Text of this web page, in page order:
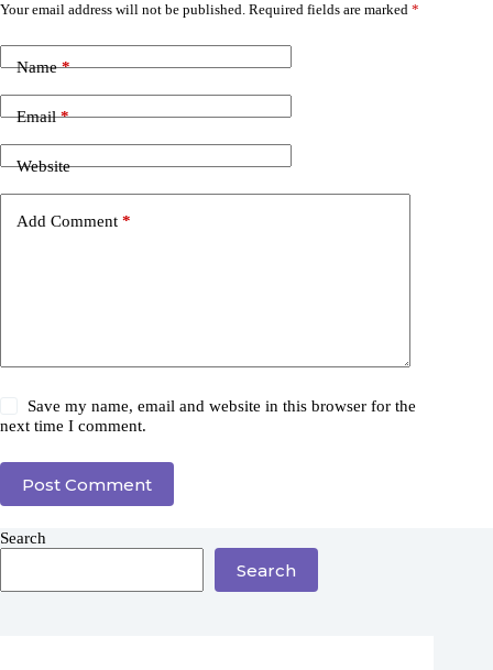
Your email address will not be published. Required fields are marked *
Name*
Email*
Website
Add Comment *
Save my name, email and website in this browser for the
next time I comment.
Post Comment
Search
Search